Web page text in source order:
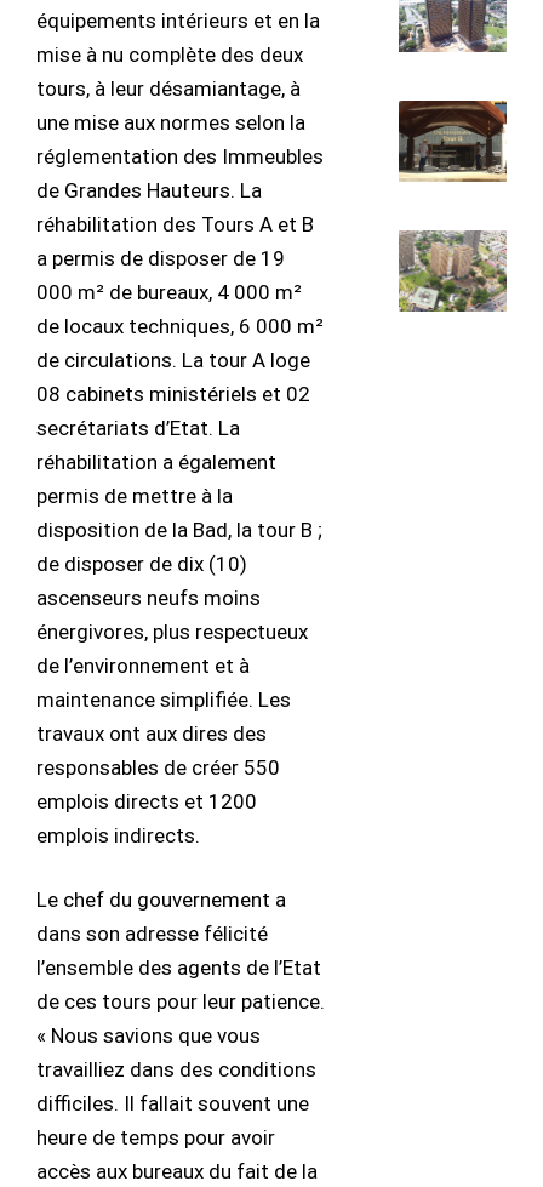
équipements intérieurs et en la
mise à nu complète des deux
tours, à leur désamiantage, à
une mise aux normes selon la
réglementation des Immeubles
de Grandes Hauteurs. La
réhabilitation des Tours A et B
a permis de disposer de 19
000 m² de bureaux, 4 000 m²
de locaux techniques, 6 000 m²
de circulations. La tour A loge
08 cabinets ministériels et 02
secrétariats d’Etat. La
réhabilitation a également
permis de mettre à la
disposition de la Bad, la tour B ;
de disposer de dix (10)
ascenseurs neufs moins
énergivores, plus respectueux
de l’environnement et à
maintenance simplifiée. Les
travaux ont aux dires des
responsables de créer 550
emplois directs et 1200
emplois indirects.
Le chef du gouvernement a
dans son adresse félicité
l’ensemble des agents de l’Etat
de ces tours pour leur patience.
« Nous savions que vous
travailliez dans des conditions
difficiles. Il fallait souvent une
heure de temps pour avoir
accès aux bureaux du fait de la